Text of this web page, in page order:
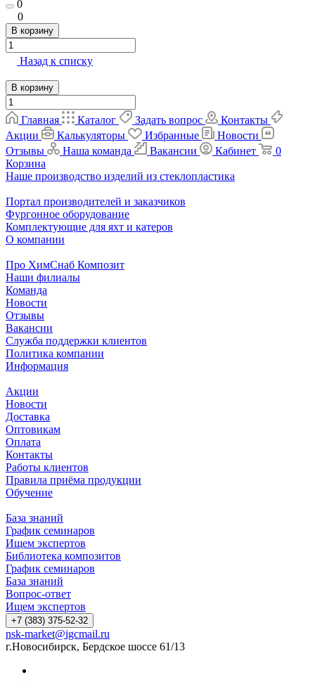
0
0
В корзину
Назад к списку
В корзину
Главная Каталог Задать вопрос
Контакты
Акции
Калькуляторы Избранные
Новости
Отзывы
Наша команда Вакансии Кабинет
0
Корзина
Наше производство изделий из стеклопластика
Портал производителей и заказчиков
Фургонное оборудование
Комплектующие для яхт и катеров
О компании
Про ХимСнаб Композит
Наши филиалы
Команда
Новости
Отзывы
Вакансии
Служба поддержки клиентов
Политика компании
Информация
Акции
Новости
Доставка
Оптовикам
Оплата
Контакты
Работы клиентов
Правила приёма продукции
Обучение
База знаний
График семинаров
Ищем экспертов
Библиотека композитов
График семинаров
База знаний
Вопрос-ответ
Ищем экспертов
+7 (383) 375-52-32
nsk-market@igcmail.ru
г.Новосибирск, Бердское шоссе 61/13